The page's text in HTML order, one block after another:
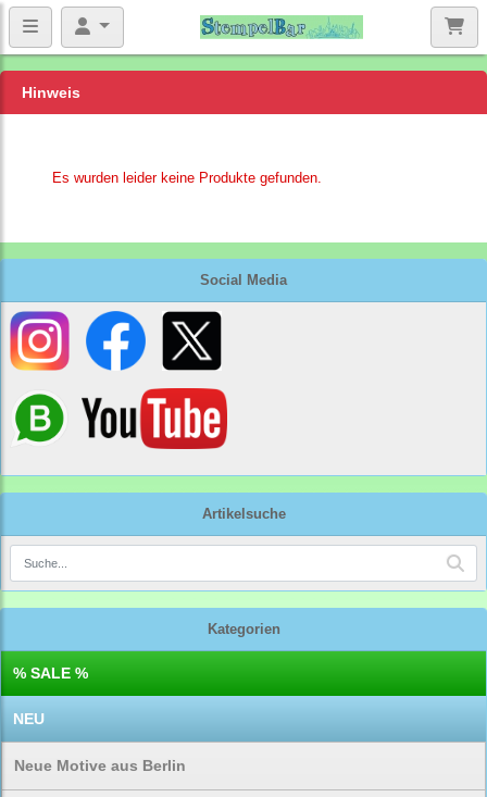
Social Media
Artikelsuche
Kategorien
% SALE %
NEU
Neue Motive aus Berlin
Hinweis
Es wurden leider keine Produkte gefunden.